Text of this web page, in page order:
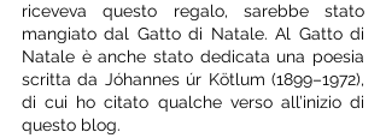
riceveva questo regalo, sarebbe stato
mangiato dal Gatto di Natale. Al Gatto di
Natale è anche stato dedicata una poesia
scritta da Jóhannes úr Kötlum (1899–1972),
di cui ho citato qualche verso all’inizio di
questo blog.